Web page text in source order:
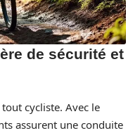
de sécurité et
cycliste. Avec le
assurent une conduite